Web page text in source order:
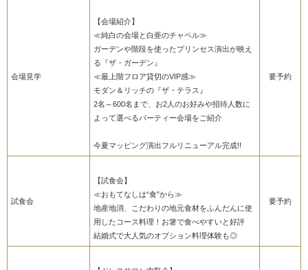
会場見学
【会場紹介】
≪純白の会場と白亜のチャペル≫
ガーデンや階段を使ったプリンセス演出が映え
る『ザ・ガーデン』
≪最上階フロア貸切のVIP感≫
モダン＆リッチの『ザ・テラス』
2名～600名まで、お2人のお好みや招待人数に
よって選べるパーティー会場をご紹介
今夏マッピング演出フルリニューアル完成!!
要予約
試食会
【試食会】
≪おもてなしは“食”から≫
地産地消、こだわりの地元食材をふんだんに使
用したコース料理！お箸で食べやすいと好評
結婚式で大人気のオプション料理体験も◎
要予約